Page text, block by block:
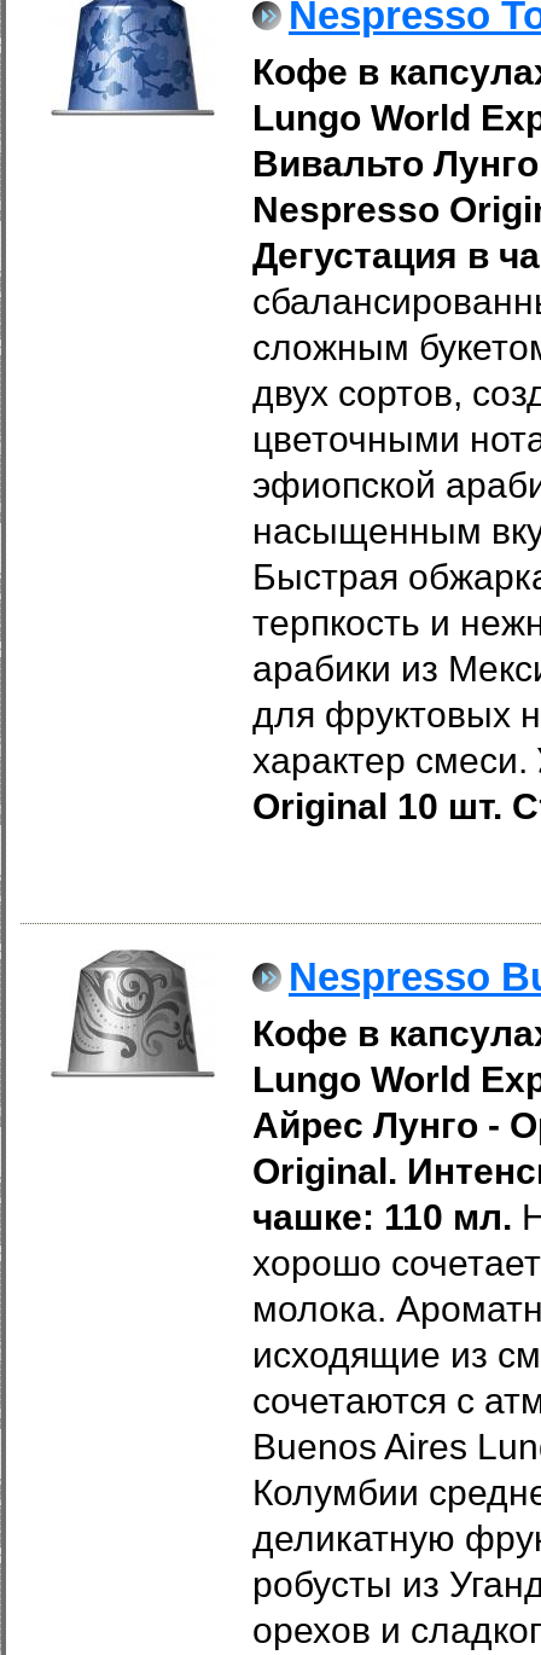
Nespresso
Кофе в
Lungo World
Вивальто Лунго
Nespresso
Дегустация в
сложным
двух сортов,
цветочными
эфиопской
насыщенным
Быстрая
терпкость и
арабики из
для фруктовых
характер смеси.
Original 10 шт.
Nespresso
Кофе в
Lungo​ World
Айрес Лунго -
Original.
чашке: 110 мл.
хорошо
молока.
исходящие из
сочетаются с
Buenos Aires
Колумбии
деликатную
робусты из
орехов и